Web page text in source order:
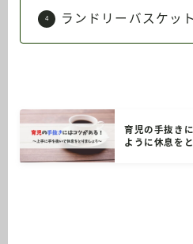
ランドリーバスケッ
育児の手抜き
ように休息を